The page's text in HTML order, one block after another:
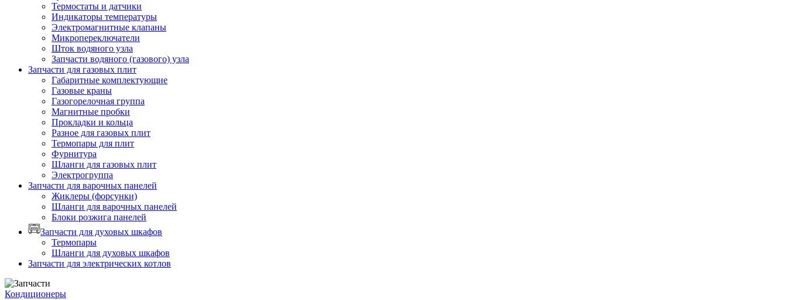
Термостаты и датчики
Индикаторы температуры
Электромагнитные клапаны
Микропереключатели
Шток водяного узла
Запчасти водяного (газового) узла
Запчасти для газовых плит
Габаритные комплектующие
Газовые краны
Газогорелочная группа
Магнитные пробки
Прокладки и кольца
Разное для газовых плит
Термопары для плит
Фурнитура
Шланги для газовых плит
Электрогруппа
Запчасти для варочных панелей
Жиклеры (форсунки)
Шланги для варочных панелей
Блоки розжига панелей
Запчасти для духовых шкафов
Термопары
Шланги для духовых шкафов
Запчасти для электрических котлов
Кондиционеры